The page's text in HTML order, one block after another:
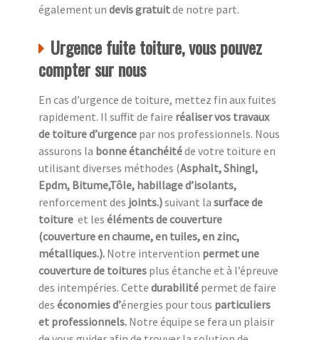
également un devis gratuitde notre part.
Urgence fuite toiture, vous pouvez
compter sur nous
En cas d’urgence de toiture, mettez fin aux fuites
rapidement. Il suffit de faire réaliser vos travaux
de toiture d’urgence par nos professionnels. Nous
assurons la bonne étanchéitéde votre toiture en
utilisant diverses méthodes (Asphalt, Shingl,
Epdm, Bitume,Tôle, habillage d’isolants,
renforcement des joints.)suivant la surface de
toiture et les éléments de couverture
(couverture en chaume, en tuiles, en zinc,
métalliques.). Notre intervention permet une
couverture de toitures plus étanche et à l’épreuve
des intempéries. Cette durabilité permet de faire
des économies d’énergies pour tous particuliers
et professionnels. Notre équipe se fera un plaisir